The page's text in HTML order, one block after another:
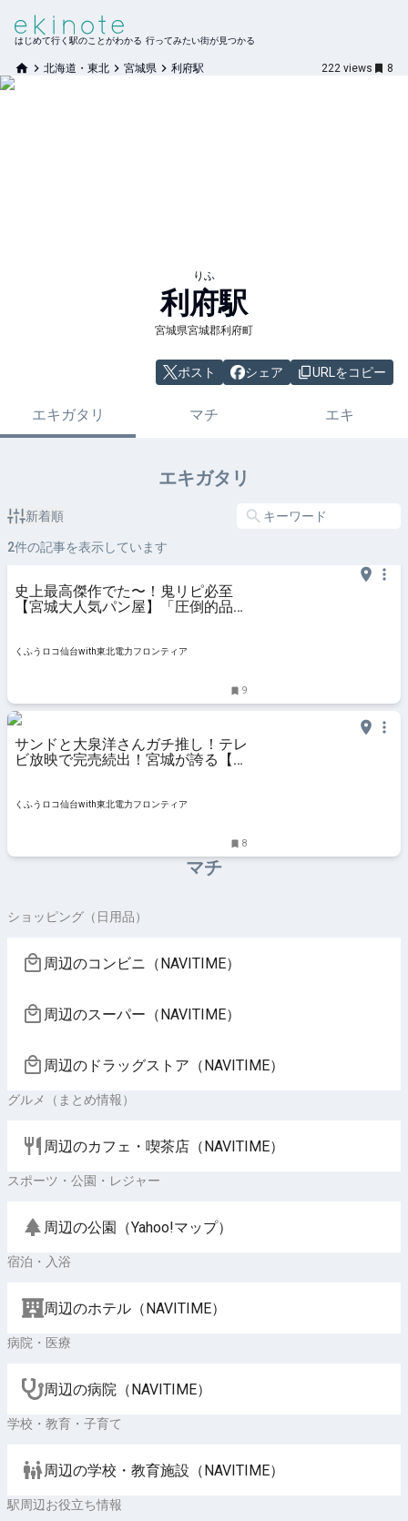
はじめて行く駅のことがわかる 行ってみたい街が見つかる
北海道・東北 宮城県 利府駅 222 views 8
りふ
利府駅
宮城県宮城郡利府町
ポスト シェア URLをコピー
エキガタリ マチ エキ
エキガタリ
新着順
2件の記事を表示しています
史上最高傑作でた〜！鬼リピ必至
【宮城大人気パン屋】「圧倒的品
コ仙台with東北電力フロンティア
くふうロコ仙台with東北電力フロンティア
9
サンドと大泉洋さんガチ推し！テレ
ビ放映で完売続出！宮城が誇る【ウ
台with東北電力フロンティア
くふうロコ仙台with東北電力フロンティア
8
マチ
ショッピング（日用品）
周辺のコンビニ（NAVITIME）
周辺のスーパー（NAVITIME）
周辺のドラッグストア（NAVITIME）
グルメ（まとめ情報）
周辺のカフェ・喫茶店（NAVITIME）
スポーツ・公園・レジャー
周辺の公園（Yahoo!マップ）
宿泊・入浴
周辺のホテル（NAVITIME）
病院・医療
周辺の病院（NAVITIME）
学校・教育・子育て
周辺の学校・教育施設（NAVITIME）
駅周辺お役立ち情報